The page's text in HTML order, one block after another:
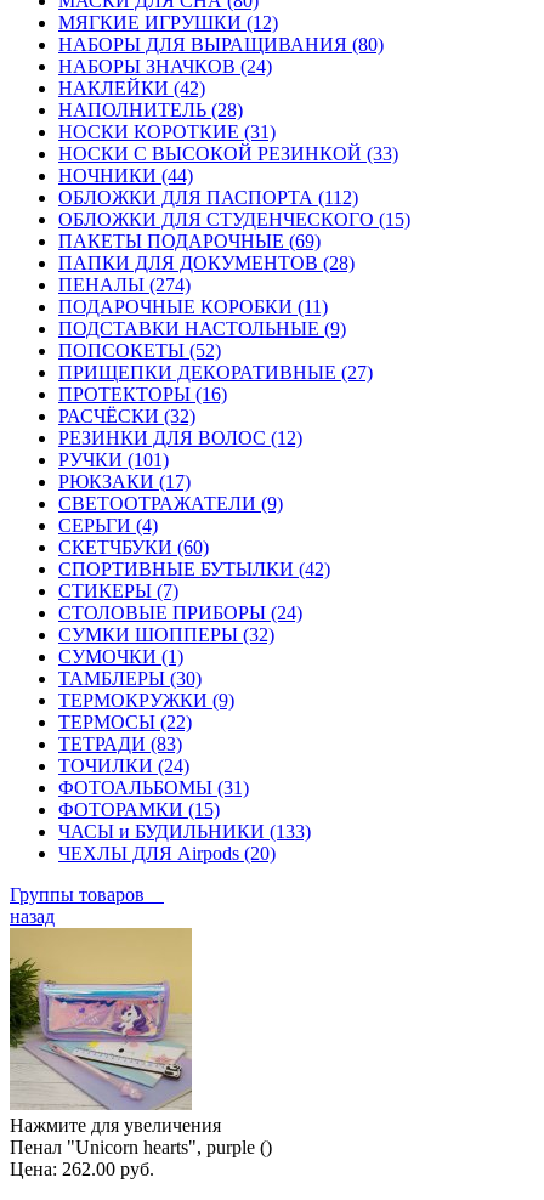
МЯГКИЕ ИГРУШКИ (12)
НАБОРЫ ДЛЯ ВЫРАЩИВАНИЯ (80)
НАБОРЫ ЗНАЧКОВ (24)
НАКЛЕЙКИ (42)
НАПОЛНИТЕЛЬ (28)
НОСКИ КОРОТКИЕ (31)
НОСКИ С ВЫСОКОЙ РЕЗИНКОЙ (33)
НОЧНИКИ (44)
ОБЛОЖКИ ДЛЯ ПАСПОРТА (112)
ОБЛОЖКИ ДЛЯ СТУДЕНЧЕСКОГО (15)
ПАКЕТЫ ПОДАРОЧНЫЕ (69)
ПАПКИ ДЛЯ ДОКУМЕНТОВ (28)
ПЕНАЛЫ (274)
ПОДАРОЧНЫЕ КОРОБКИ (11)
ПОДСТАВКИ НАСТОЛЬНЫЕ (9)
ПОПСОКЕТЫ (52)
ПРИЩЕПКИ ДЕКОРАТИВНЫЕ (27)
ПРОТЕКТОРЫ (16)
РАСЧЁСКИ (32)
РЕЗИНКИ ДЛЯ ВОЛОС (12)
РУЧКИ (101)
РЮКЗАКИ (17)
СВЕТООТРАЖАТЕЛИ (9)
СЕРЬГИ (4)
СКЕТЧБУКИ (60)
СПОРТИВНЫЕ БУТЫЛКИ (42)
СТИКЕРЫ (7)
СТОЛОВЫЕ ПРИБОРЫ (24)
СУМКИ ШОППЕРЫ (32)
СУМОЧКИ (1)
ТАМБЛЕРЫ (30)
ТЕРМОКРУЖКИ (9)
ТЕРМОСЫ (22)
ТЕТРАДИ (83)
ТОЧИЛКИ (24)
ФОТОАЛЬБОМЫ (31)
ФОТОРАМКИ (15)
ЧАСЫ и БУДИЛЬНИКИ (133)
ЧЕХЛЫ ДЛЯ Airpods (20)
Группы товаров
назад
Нажмите для увеличения
Пенал "Unicorn hearts", purple ()
Цена: 262.00 руб.